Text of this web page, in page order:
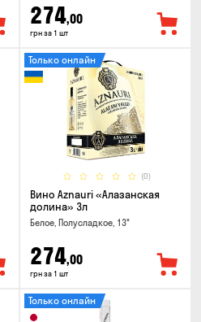
274,00
грн за 1 шт
(0)
Только онлайн
Вино Aznauri «Алазанская
долина» 3л
Белое, Полусладкое, 13°
274,00
грн за 1 шт
Только онлайн